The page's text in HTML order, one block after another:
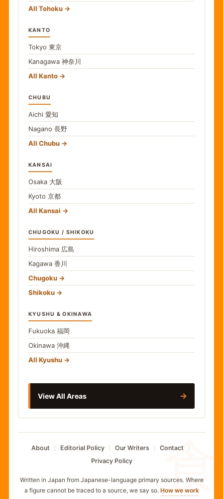
食
All Tohoku
KANTO
Tokyo 東京
Kanagawa 神奈川
All Kanto
CHUBU
Aichi 愛知
Nagano 長野
All Chubu
KANSAI
Osaka 大阪
Kyoto 京都
All Kansai
CHUGOKU / SHIKOKU
Hiroshima 広島
Kagawa 香川
Chugoku
Shikoku
KYUSHU & OKINAWA
Fukuoka 福岡
Okinawa 沖縄
All Kyushu
View All Areas →
About Editorial Policy Our Writers
Contact
Privacy Policy
Written in Japan from Japanese-language primary sources. Where
a figure cannot be traced to a source, we say so. How we work